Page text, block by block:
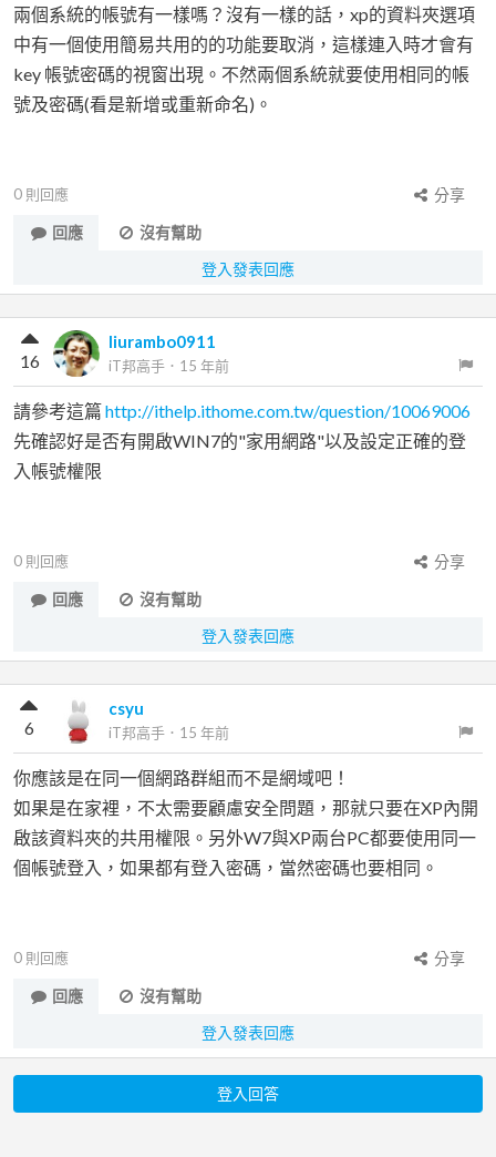
兩個系統的帳號有一樣嗎？沒有一樣的話，xp的資料夾選項
中有一個使用簡易共用的的功能要取消，這樣連入時才會有
key 帳號密碼的視窗出現。不然兩個系統就要使用相同的帳
號及密碼(看是新增或重新命名)。
0 則回應
分享
回應
沒有幫助
登入發表回應
liurambo0911
iT邦高手 ． 15 年前
16
請參考這篇http://ithelp.ithome.com.tw/question/10069006
先確認好是否有開啟WIN7的"家用網路"以及設定正確的登
入帳號權限
0 則回應
分享
回應
沒有幫助
登入發表回應
csyu
iT邦高手 ． 15 年前
6
你應該是在同一個網路群組而不是網域吧！
如果是在家裡，不太需要顧慮安全問題，那就只要在XP內開
啟該資料夾的共用權限。另外W7與XP兩台PC都要使用同一
個帳號登入，如果都有登入密碼，當然密碼也要相同。
0 則回應
分享
回應
沒有幫助
登入發表回應
登入回答